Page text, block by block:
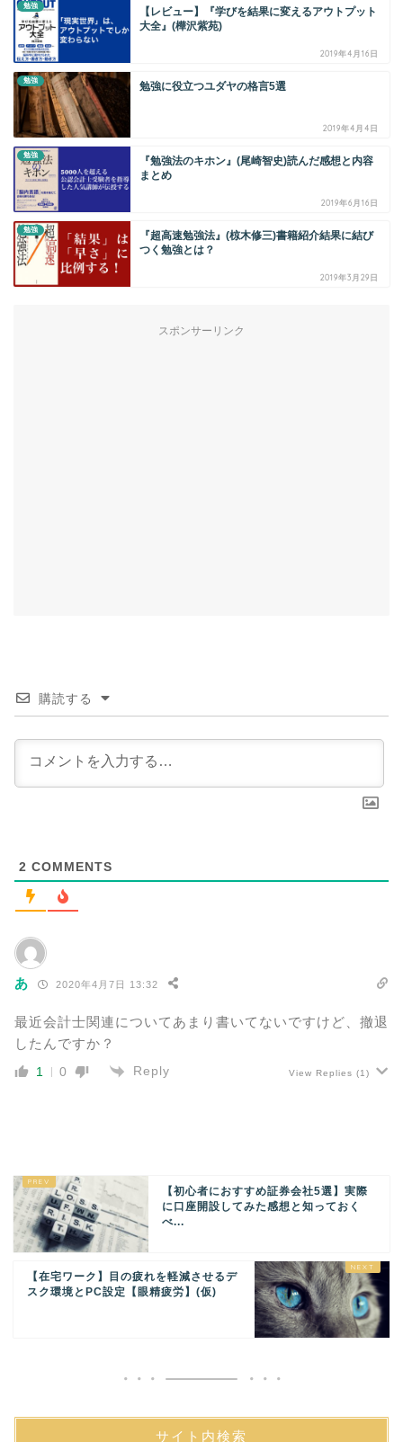
勉強
【レビュー】『学びを結果に変えるアウトプット
大全』(樺沢紫苑)
2019年4月16日
勉強 勉強に役立つユダヤの格言5選
2019年4月4日
勉強
『勉強法のキホン』(尾崎智史)読んだ感想と内容
まとめ
2019年6月16日
勉強
『超高速勉強法』(椋木修三)書籍紹介結果に結び
つく勉強とは？
2019年3月29日
スポンサーリンク
購読する
2 COMMENTS
あ 2020年4月7日 13:32
最近会計士関連についてあまり書いてないですけど、撤退
したんですか？
1 0 Reply View Replies (1)
【初心者におすすめ証券会社5選】実際
に口座開設してみた感想と知っておく
べ...
【在宅ワーク】目の疲れを軽減させるデ
スク環境とPC設定【眼精疲労】(仮)
サイト内検索